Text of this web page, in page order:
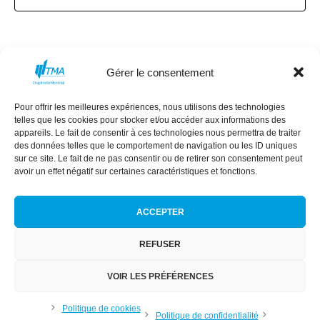
Gérer le consentement
Pour offrir les meilleures expériences, nous utilisons des technologies
telles que les cookies pour stocker et/ou accéder aux informations des
appareils. Le fait de consentir à ces technologies nous permettra de traiter
des données telles que le comportement de navigation ou les ID uniques
sur ce site. Le fait de ne pas consentir ou de retirer son consentement peut
avoir un effet négatif sur certaines caractéristiques et fonctions.
ACCEPTER
REFUSER
VOIR LES PRÉFÉRENCES
Politique de cookies
Politique de confidentialité
MISSION CONSEIL D’ADMINISTRATION
COMMANDITAIRES ÉVÈNEMENTS
NEXT GEN RÉSEAU DES FEMMES
Politique de confidentialité
Site Internet réalisé par SL